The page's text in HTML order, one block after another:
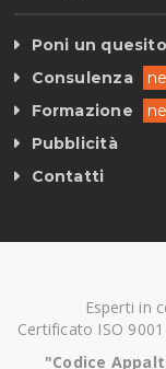
Poni un quesito
Consulenza
Formazione
Pubblicità
Contatti
Esperti in
Certificato ISO
"Codice